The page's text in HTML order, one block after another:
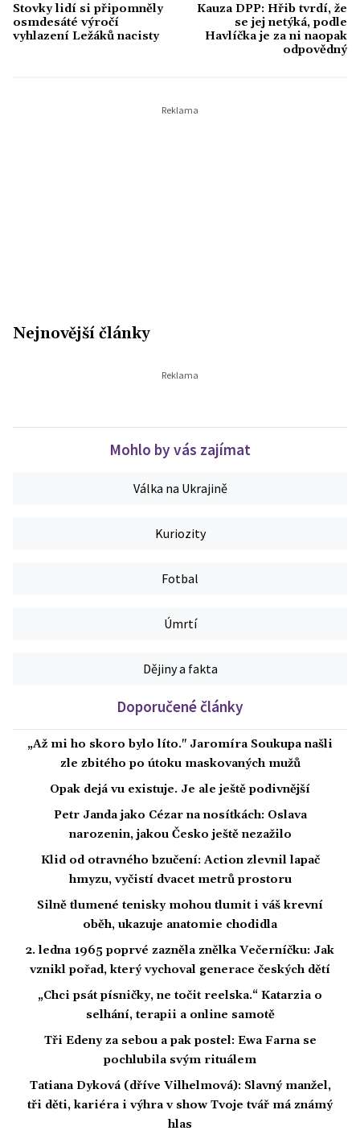
Stovky lidí si připomněly
osmdesáté výročí
vyhlazení Ležáků nacisty
Kauza DPP: Hřib tvrdí, že
se jej netýká, podle
Havlíčka je za ni naopak
odpovědný
Nejnovější články
Mohlo by vás zajímat
Válka na Ukrajině
Kuriozity
Fotbal
Úmrtí
Dějiny a fakta
Doporučené články
„Až mi ho skoro bylo líto." Jaromíra Soukupa našli
zle zbitého po útoku maskovaných mužů
Opak dejá vu existuje. Je ale ještě podivnější
Petr Janda jako Cézar na nosítkách: Oslava
narozenin, jakou Česko ještě nezažilo
Klid od otravného bzučení: Action zlevnil lapač
hmyzu, vyčistí dvacet metrů prostoru
Silně tlumené tenisky mohou tlumit i váš krevní
oběh, ukazuje anatomie chodidla
2. ledna 1965 poprvé zazněla znělka Večerníčku: Jak
vznikl pořad, který vychoval generace českých dětí
„Chci psát písničky, ne točit reelska.“ Katarzia o
selhání, terapii a online samotě
Tři Edeny za sebou a pak postel: Ewa Farna se
pochlubila svým rituálem
Tatiana Dyková (dříve Vilhelmová): Slavný manžel,
tři děti, kariéra i výhra v show Tvoje tvář má známý
hlas